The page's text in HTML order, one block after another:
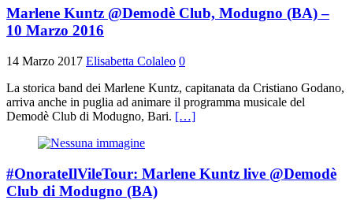
Marlene Kuntz @Demodè Club, Modugno (BA) –
10 Marzo 2016
14 Marzo 2017 Elisabetta Colaleo 0
La storica band dei Marlene Kuntz, capitanata da Cristiano Godano,
arriva anche in puglia ad animare il programma musicale del
Demodè Club di Modugno, Bari. […]
#OnorateIlVileTour: Marlene Kuntz live @Demodè
Club di Modugno (BA)